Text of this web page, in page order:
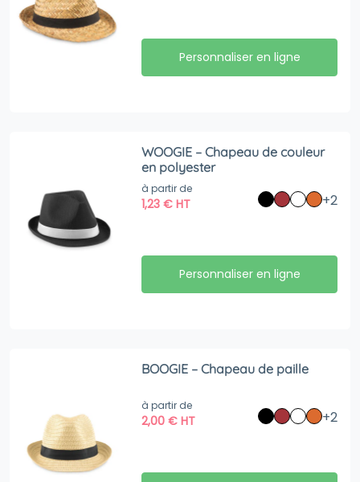
Personnaliser en ligne
WOOGIE – Chapeau de couleur
en polyester
à partir de
1,23€ HT +2
Personnaliser en ligne
BOOGIE – Chapeau de paille
à partir de
2,00€ HT +2